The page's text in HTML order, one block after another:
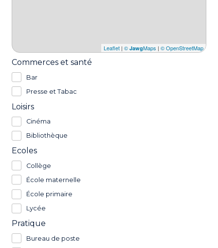
Leaflet | © JawgMaps | © OpenStreetMap
Commerces et santé
Bar
Presse et Tabac
Loisirs
Cinéma
Bibliothèque
Ecoles
Collège
École maternelle
École primaire
Lycée
Pratique
Bureau de poste